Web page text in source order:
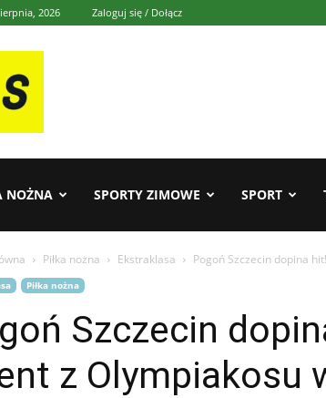
2026 Zaloguj się / Dołącz
NOŻNA SPORTY ZIMOWE SPORT
Piłka nożna Ekstraklasa Pogoń Szczecin dopina
Piłka nożna
Szczecin
z Olympiakosu